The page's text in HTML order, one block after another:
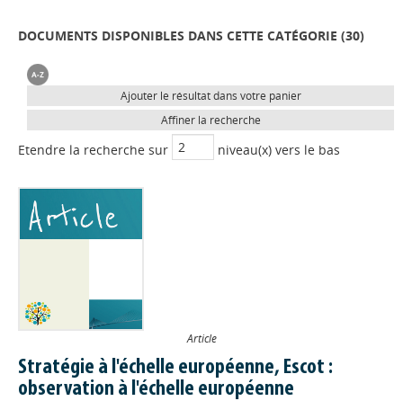
DOCUMENTS DISPONIBLES DANS CETTE CATÉGORIE (30)
Ajouter le résultat dans votre panier
Affiner la recherche
Etendre la recherche sur niveau(x) vers le bas
Article
Stratégie à l'échelle européenne, Escot :
observation à l'échelle européenne